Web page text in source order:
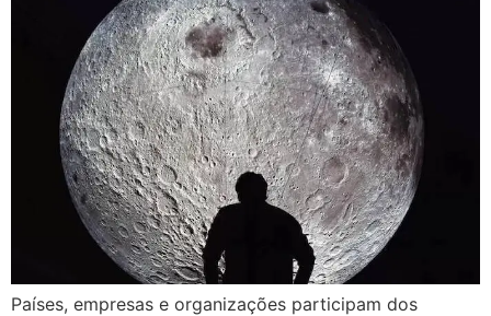
Países, empresas e organizações participam dos